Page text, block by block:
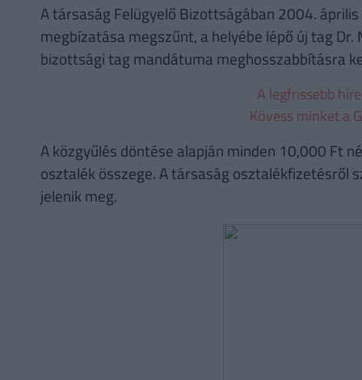
A társaság Felügyelő Bizottságában 2004.
megbízatása megszűnt, a helyébe lépő új tag
bizottsági tag mandátuma meghosszabbításra
A legfrissebb
Kövess minket a
A közgyűlés döntése alapján minden 10,000 Ft
osztalék összege. A társaság
jelenik meg.